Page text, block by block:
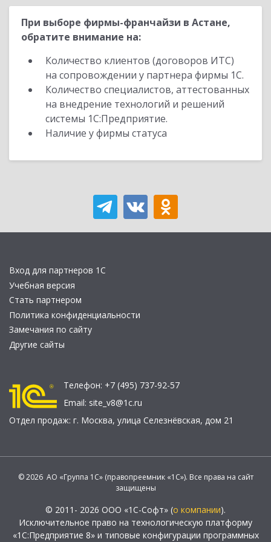
При выборе фирмы-франчайзи в Астане,
обратите внимание на:
Количество клиентов (договоров ИТС)
на сопровождении у партнера фирмы 1С.
Количество специалистов, аттестованных
на внедрение технологий и решений
системы 1С:Предприятие.
Наличие у фирмы статуса
Вход для партнеров 1С
Учебная версия
Стать партнером
Политика конфиденциальности
Замечания по сайту
Другие сайты
Телефон: +7 (495) 737-92-57
Email: site_v8@1c.ru
Отдел продаж: г. Москва, улица Селезнёвская, дом 21
© 2026 АО «Группа 1С» (правопреемник «1С»). Все права на сайт
защищены
© 2011- 2026 ООО «1С-Софт» (о компании).
Исключительное право на технологическую платформу
«1С:Предприятие 8» и типовые конфигурации программных